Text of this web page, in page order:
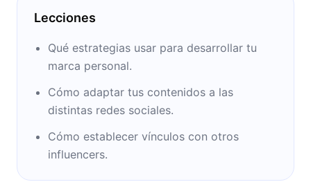
la cual se le ocurrió iniciar un blog. Hoy en
redes sociales como Facebook, Snapchat y
Twitter.
Lecciones
Qué estrategias usar para desarrollar tu
marca personal.
Cómo adaptar tus contenidos a las
distintas redes sociales.
Cómo establecer vínculos con otros
influencers.